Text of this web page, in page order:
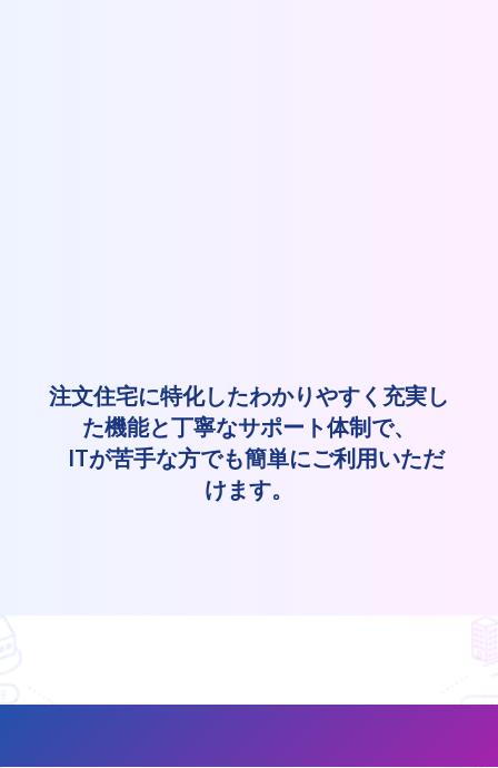
注文住宅に特化したわかりやすく充実し
た機能と丁寧なサポート体制で、
ITが苦手な方でも簡単にご利用いただ
けます。